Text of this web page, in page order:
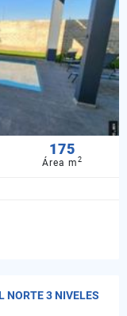
175
Área m2
NORTE 3 NIVELES